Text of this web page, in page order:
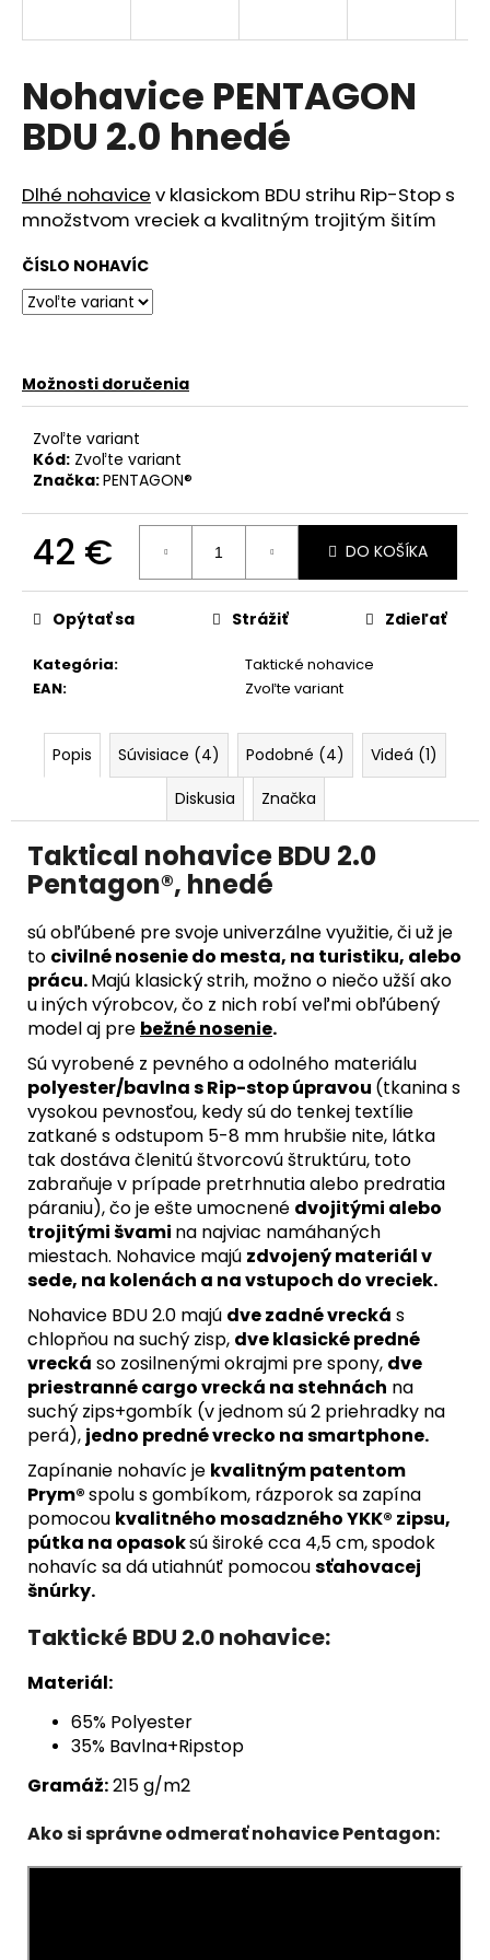
Nohavice PENTAGON
BDU 2.0 hnedé
Dlhé nohavice v klasickom BDU strihu Rip-Stop s
množstvom vreciek a kvalitným trojitým šitím
ČÍSLO NOHAVÍC
Možnosti doručenia
Zvoľte variant
Kód: Zvoľte variant
Značka:PENTAGON®
42 €
cena:
DO KOŠÍKA
Kategória:
Taktické nohavice
EAN: Zvoľte variant
Opýtať sa Strážiť Zdieľať
Popis Súvisiace (4) Podobné (4)
Videá (1)
Diskusia
Značka
Taktical nohavice BDU 2.0
Pentagon®, hnedé
sú obľúbené pre svoje univerzálne využitie, či už je
to civilné nosenie do mesta, na turistiku, alebo
prácu.Majú klasický strih, možno o niečo užší ako
u iných výrobcov, čo z nich robí veľmi obľúbený
model aj pre bežné nosenie.
Sú vyrobené z pevného a odolného materiálu
polyester/bavlna s Rip-stop úpravou (tkanina s
vysokou pevnosťou, kedy sú do tenkej textílie
zatkané s odstupom 5-8 mm hrubšie nite, látka
tak dostáva členitú štvorcovú štruktúru, toto
zabraňuje v prípade pretrhnutia alebo predratia
páraniu),čo je ešte umocnené dvojitými alebo
trojitými švami na najviac namáhaných
miestach. Nohavice majú zdvojený materiál v
sede, na kolenách a na vstupoch do vreciek.
Nohavice BDU 2.0 majú dve zadné vrecká s
chlopňou na suchý zisp, dve klasické predné
vrecká so zosilnenými okrajmi pre spony, dve
priestranné cargo vrecká na stehnách na
suchý zips+gombík (v jednom sú 2 priehradky na
perá), jedno predné vrecko na smartphone.
Zapínanie nohavíc je kvalitným patentom
Prym®spolu s gombíkom, rázporok sa zapína
pomocou kvalitného mosadzného YKK® zipsu,
pútka na opasoksú široké cca 4,5 cm, spodok
nohavíc sa dá utiahnúť pomocousťahovacej
šnúrky.
Taktické BDU 2.0 nohavice:
Materiál:
65% Polyester
35% Bavlna+Ripstop
Gramáž:215 g/m2
Ako si správne odmerať nohavice Pentagon:
s
ť
?
d
p
ú
č
a
m
e